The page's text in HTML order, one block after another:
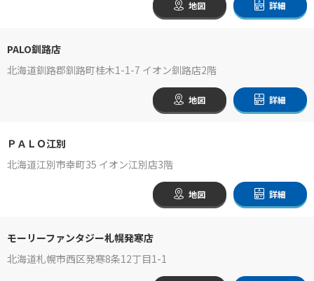
地図 詳細
PALO釧路店
北海道釧路郡釧路町桂木1-1-7 イオン釧路店2階
地図 詳細
ＰＡＬＯ江別
北海道江別市幸町35 イオン江別店3階
地図 詳細
モーリーファンタジー札幌発寒店
北海道札幌市西区発寒8条12丁目1-1